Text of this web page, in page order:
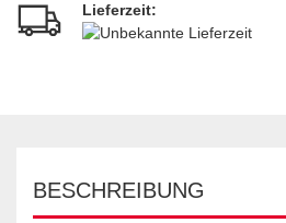
Lieferzeit:
BESCHREIBUNG